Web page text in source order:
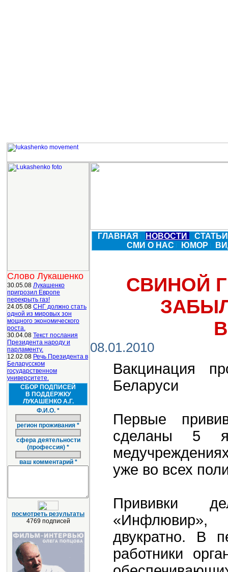
Слово Лукашенко
30.05.08 Лукашенко
пригрозил Европе
перекрыть газ!
24.05.08 СНГ должно стать
одной из мировых зон
мощного экономического
роста.
30.04.08 Текст послания
Президента народу и
парламенту.
12.02.08 Речь Президента в
Беларусском
государственном
университете.
СБОР ПОДПИСЕЙ
В ПОДДЕРЖКУ
ЛУКАШЕНКО А.Г.
Ф.И.О. *
регион проживания *
сфера деятельности
(профессия) *
ваш комментарий *
посмотреть результаты
4769 подписей
ГЛАВНАЯ НОВОСТИ
СМИ О НАС
ЮМОР
СВИНОЙ
08.01.2010
Вакцинация
Беларуси
Первые
сделаны 5
уже во всех
Прививки
«Инфлювир»,
двукратно. В
работники